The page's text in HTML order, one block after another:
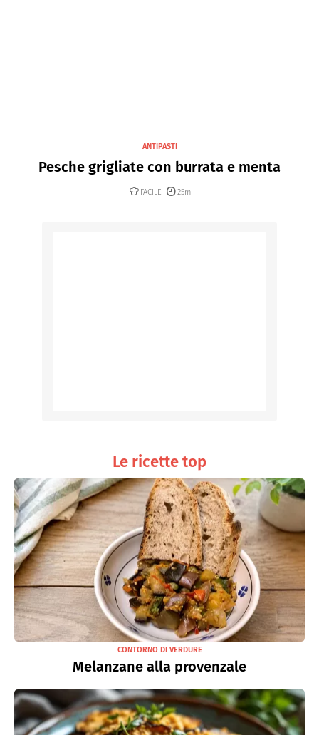
ANTIPASTI
Pesche grigliate con burrata e menta
FACILE 25m
Le ricette top
CONTORNO DI VERDURE
Melanzane alla provenzale